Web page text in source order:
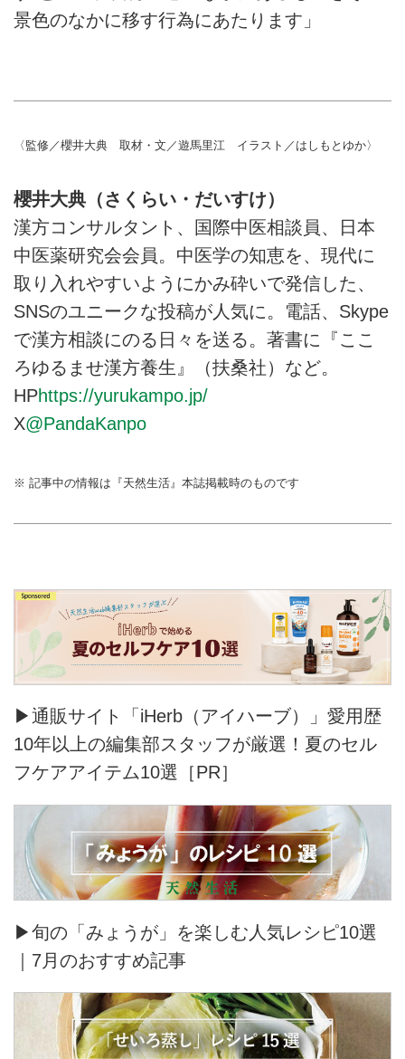
景色のなかに移す行為にあたります」
〈監修／櫻井大典 取材・文／遊馬里江 イラスト／はしもとゆか〉
櫻井大典（さくらい・だいすけ）
漢方コンサルタント、国際中医相談員、日本
中医薬研究会会員。中医学の知恵を、現代に
取り入れやすいようにかみ砕いで発信した、
SNSのユニークな投稿が人気に。電話、Skype
で漢方相談にのる日々を送る。著書に『ここ
ろゆるませ漢方養生』（扶桑社）など。
HPhttps://yurukampo.jp/
X@PandaKanpo
※ 記事中の情報は『天然生活』本誌掲載時のものです
▶通販サイト「iHerb（アイハーブ）」愛用歴
10年以上の編集部スタッフが厳選！夏のセル
フケアアイテム10選［PR］
▶旬の「みょうが」を楽しむ人気レシピ10選
｜7月のおすすめ記事